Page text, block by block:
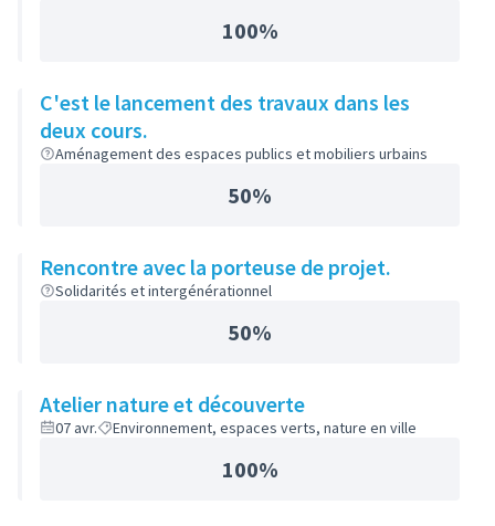
100%
C'est le lancement des travaux dans les
deux cours.
Aménagement des espaces publics et mobiliers urbains
50%
Rencontre avec la porteuse de projet.
Solidarités et intergénérationnel
50%
Atelier nature et découverte
07 avr. Environnement, espaces verts, nature en ville
100%